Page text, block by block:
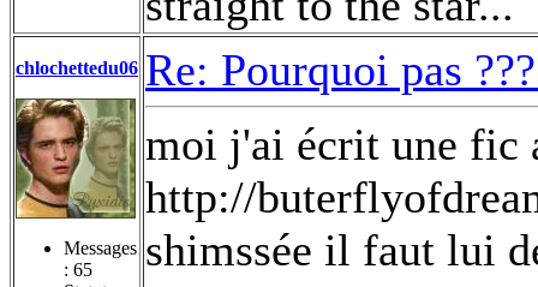
chlochettedu06
Messages
: 65
Re: Pourquoi pas
moi j'ai écrit une fic
http://
shimssée il faut lui